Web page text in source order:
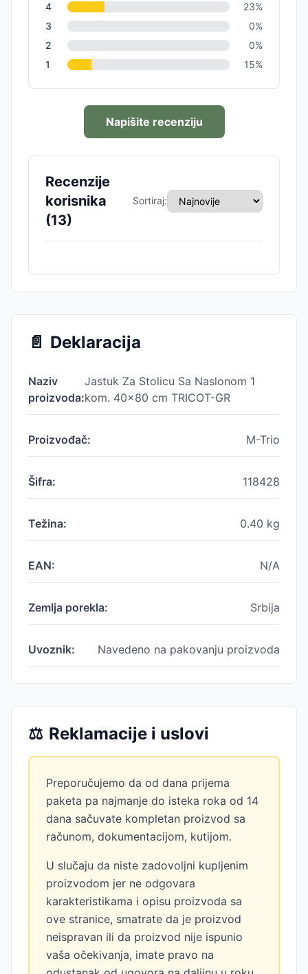
4
23%
3
0%
2
0%
1
15%
Napišite recenziju
Recenzije
korisnika
(13)
Sortiraj:
📄 Deklaracija
Naziv
proizvoda:
Jastuk Za Stolicu Sa Naslonom 1
kom. 40x80 cm TRICOT-GR
Proizvođač: M-Trio
Šifra: 118428
Težina: 0.40 kg
EAN: N/A
Zemlja porekla: Srbija
Uvoznik: Navedeno na pakovanju proizvoda
⚖️ Reklamacije i uslovi
Preporučujemo da od dana prijema
paketa pa najmanje do isteka roka od 14
dana sačuvate kompletan proizvod sa
računom, dokumentacijom, kutijom.
U slučaju da niste zadovoljni kupljenim
proizvodom jer ne odgovara
karakteristikama i opisu proizvoda sa
ove stranice, smatrate da je proizvod
neispravan ili da proizvod nije ispunio
vaša očekivanja, imate pravo na